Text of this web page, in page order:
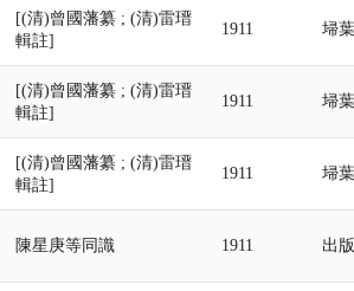
[(清)曾國藩纂 ; (清)雷瑨
輯註]
1911 埽
[(清)曾國藩纂 ; (清)雷瑨
輯註]
1911 埽
[(清)曾國藩纂 ; (清)雷瑨
輯註]
1911 埽
陳星庚等同識 1911 出